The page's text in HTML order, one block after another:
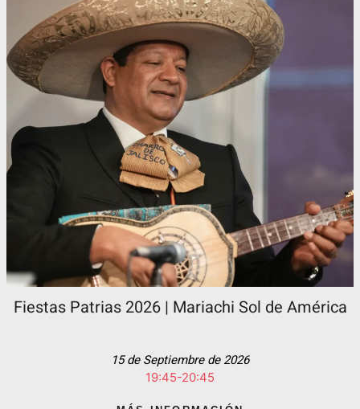
Fiestas Patrias 2026 | Mariachi Sol de América
15 de Septiembre de 2026
19:45-20:45